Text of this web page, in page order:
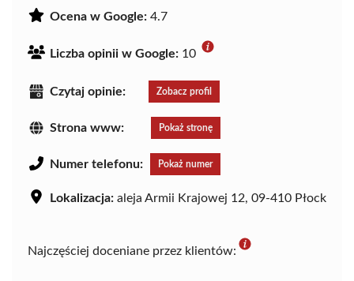
Ocena w Google: 4.7
Liczba opinii w Google: 10
Czytaj opinie: Zobacz profil
Strona www: Pokaż stronę
Numer telefonu: Pokaż numer
Lokalizacja: aleja Armii Krajowej 12, 09-410 Płock
Najczęściej doceniane przez klientów: